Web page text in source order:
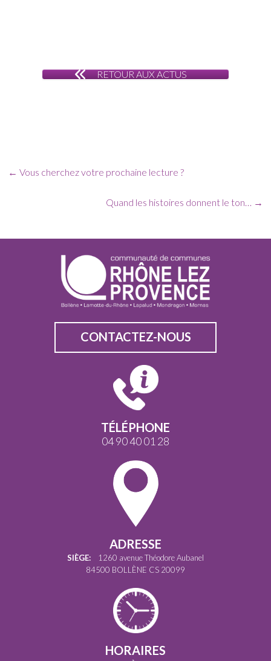
RETOUR AUX ACTUS
← Vous cherchez votre prochaine lecture ?
Quand les histoires donnent le ton… →
CONTACTEZ-NOUS
TÉLÉPHONE
04 90 40 01 28
ADRESSE
SIÈGE: 1260 avenue Théodore Aubanel
84500 BOLLÈNE CS 20099
HORAIRES